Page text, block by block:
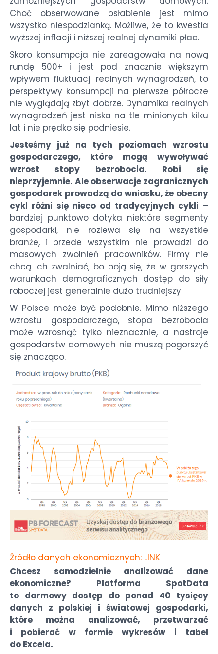
Choć obserwowane osłabienie jest mimo
wszystko niespodzianką. Możliwe, że to kwestia
wyższej inflacji i niższej realnej dynamiki płac.
Skoro konsumpcja nie zareagowała na nową
rundę 500+ i jest pod znacznie większym
wpływem fluktuacji realnych wynagrodzeń, to
perspektywy konsumpcji na pierwsze półrocze
nie wyglądają zbyt dobrze. Dynamika realnych
wynagrodzeń jest niska na tle minionych kilku
lat i nie prędko się podniesie.
Jesteśmy już na tych poziomach wzrostu
gospodarczego, które mogą wywoływać
wzrost stopy bezrobocia. Robi się
nieprzyjemnie. Ale obserwacje zagranicznych
gospodarek prowadzą do wniosku, że obecny
cykl różni się nieco od tradycyjnych cykli –
bardziej punktowo dotyka niektóre segmenty
gospodarki, nie rozlewa się na wszystkie
branże, i przede wszystkim nie prowadzi do
masowych zwolnień pracowników. Firmy nie
chcą ich zwalniać, bo boją się, że w gorszych
warunkach demograficznych dostęp do siły
roboczej jest generalnie dużo trudniejszy.
W Polsce może być podobnie. Mimo niższego
wzrostu gospodarczego, stopa bezrobocia
może wzrosnąć tylko nieznacznie, a nastroje
gospodarstw domowych nie muszą pogorszyć
się znacząco.
Źródło danych ekonomicznych: LINK
Chcesz samodzielnie analizować dane
ekonomiczne? Platforma SpotData
to darmowy dostęp do ponad 40 tysięcy
danych z polskiej i światowej gospodarki,
które można analizować, przetwarzać
i pobierać w formie wykresów i tabel
do Excela.